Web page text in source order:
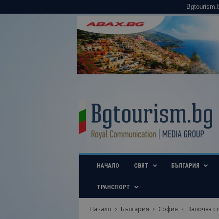
u
i
b
НАЧАЛО СВЯТ БЪЛГАРИЯ
ТРАНСПОРТ
Начало България София
Започва